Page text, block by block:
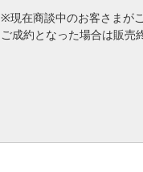
※現在商談中のお客さまが
ご成約となった場合は販売